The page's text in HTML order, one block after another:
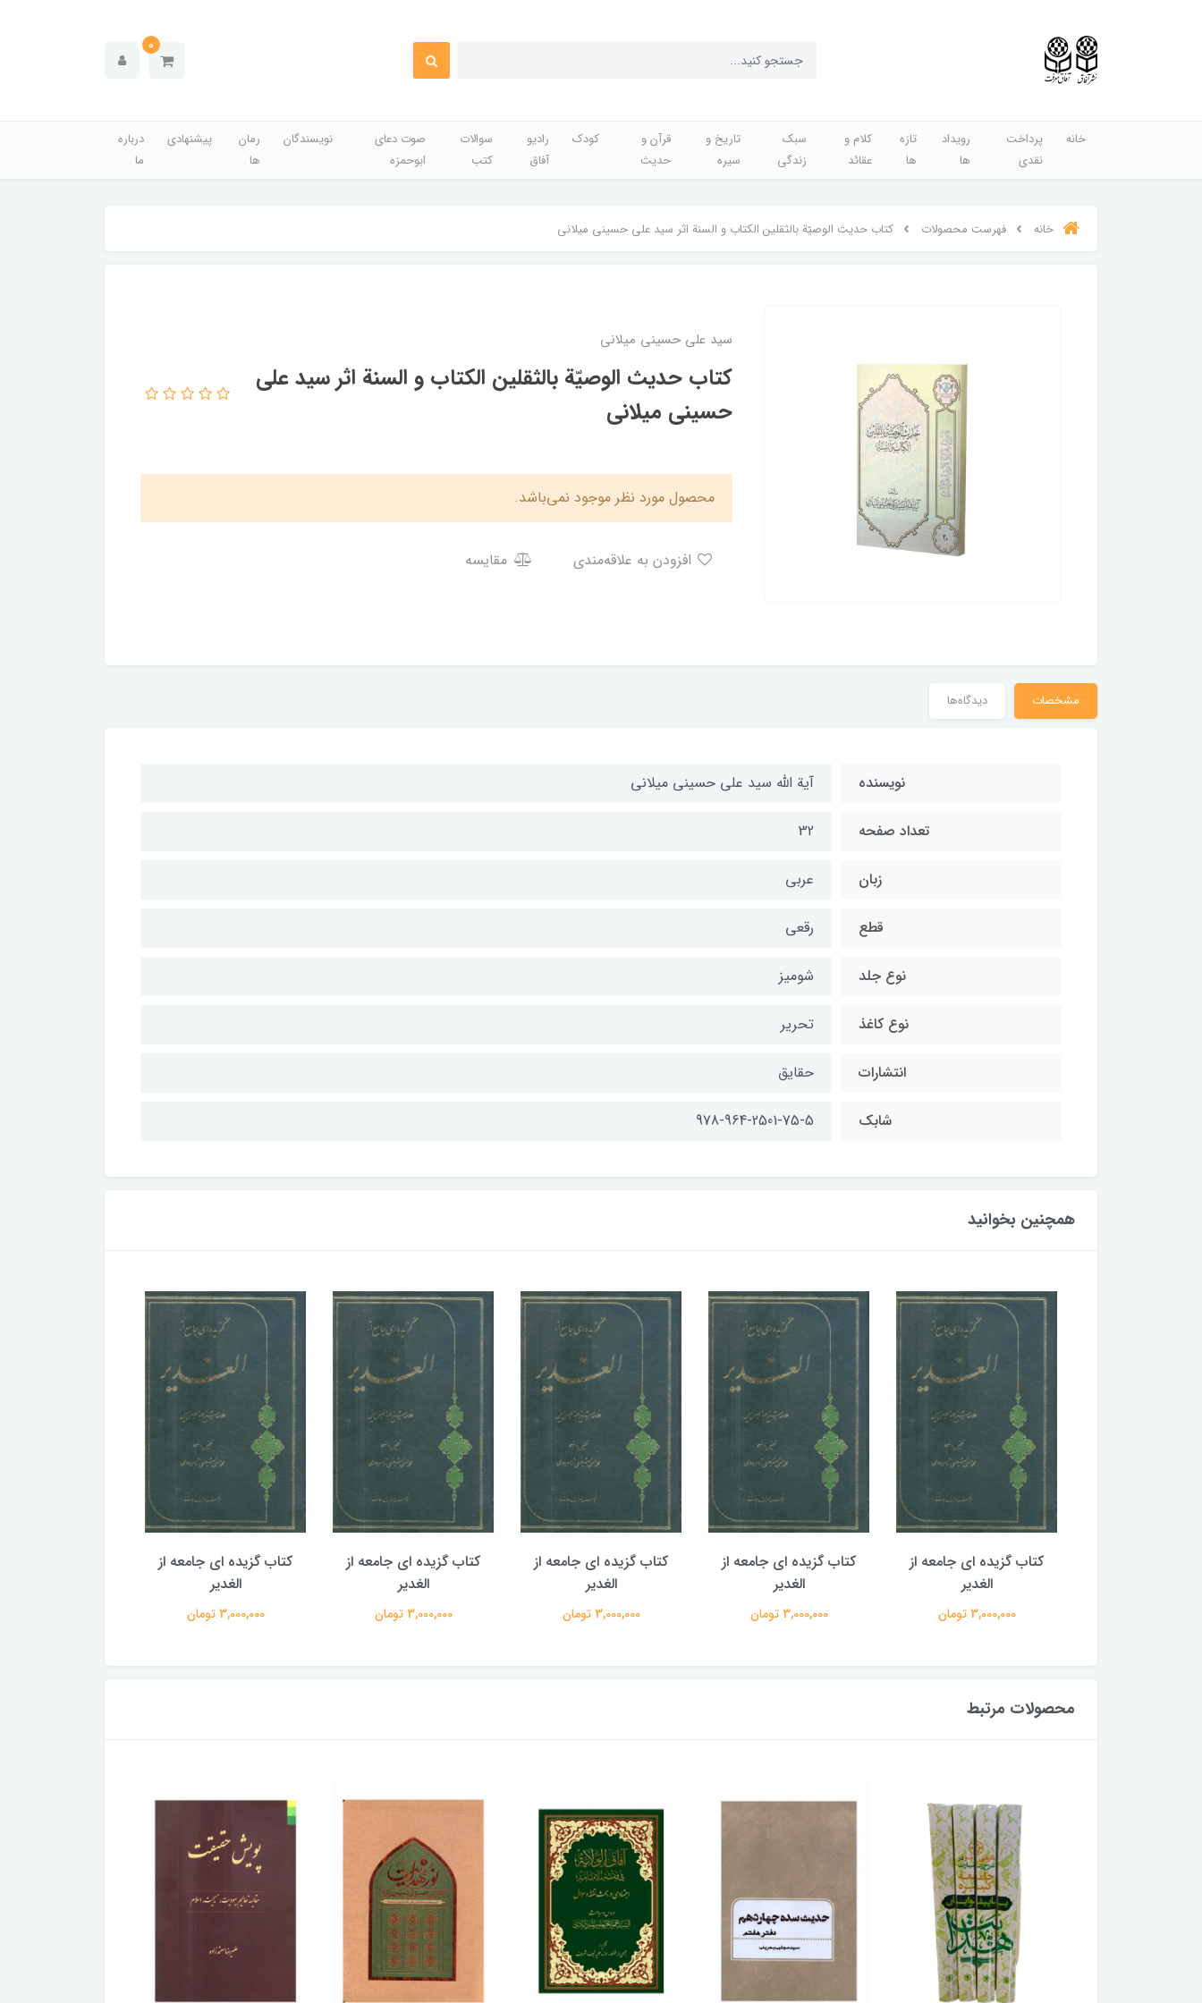
0
خانه
پرداخت
نقدی
رویداد
ها
تازه
ها
کلام و
عقائد
سبک
زندگی
تاریخ و
سیره
قرآن و
حدیث
کودک
رادیو
آفاق
سوالات
کتب
صوت دعای
ابوحمزه
نویسندگان
رمان
ها
پیشنهادی
درباره
ما
خانه فهرست محصولات کتاب حدیث الوصیّة بالثقلین الکتاب و السنة اثر سید علی حسینی میلانی
سید علی حسینی میلانی
کتاب حدیث الوصیّة بالثقلین الکتاب و السنة اثر سید علی
حسینی میلانی
محصول مورد نظر موجود نمی‌باشد.
مقایسه
مشخصات دیدگاه‌ها
نویسنده آیة الله سید علی حسینی میلانی
تعداد صفحه 32
زبان عربی
قطع رقعی
نوع جلد شومیز
نوع کاغذ تحریر
انتشارات حقایق
شابك 978-964-2501-75-5
همچنین بخوانید
کتاب گزیده ای جامعه از
الغدیر
3,000,000 تومان
کتاب گزیده ای جامعه از
الغدیر
3,000,000 تومان
کتاب گزیده ای جامعه از
الغدیر
3,000,000 تومان
کتاب گزیده ای جامعه از
الغدیر
3,000,000 تومان
کتاب گزیده ای جامعه از
الغدیر
3,000,000 تومان
محصولات مرتبط